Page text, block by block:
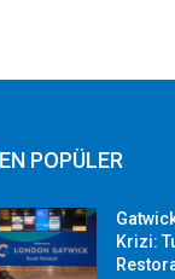
EN POPÜLER
Krizi: